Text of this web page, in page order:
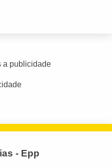
a publicidade
- Epp